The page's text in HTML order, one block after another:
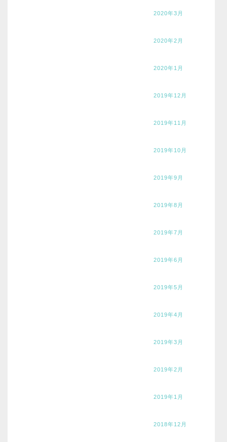
2020年3月
2020年2月
2020年1月
2019年12月
2019年11月
2019年10月
2019年9月
2019年8月
2019年7月
2019年6月
2019年5月
2019年4月
2019年3月
2019年2月
2019年1月
2018年12月